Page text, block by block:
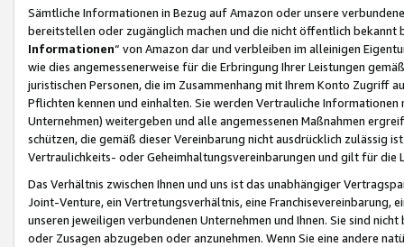
Sämtliche Informationen in Bezug auf Amazon oder unsere
bereitstellen oder zugänglich machen und die nicht öffentlich
Informationen“ von Amazon dar und verbleiben im alleinigen
wie dies angemessenerweise für die Erbringung Ihrer Leistungen
juristischen Personen, die im Zusammenhang mit Ihrem Konto
Pflichten kennen und einhalten. Sie werden Vertrauliche
Unternehmen) weitergeben und alle angemessenen Maßnahmen
schützen, die gemäß dieser Vereinbarung nicht ausdrücklich zulässig
Vertraulichkeits- oder Geheimhaltungsvereinbarungen und gilt für die
Das Verhältnis zwischen Ihnen und uns ist das unabhängiger
Joint-Venture, ein Vertretungsverhältnis, eine Franchisevereinbarung,
unseren jeweiligen verbundenen Unternehmen und Ihnen. Sie sind
oder Zusagen abzugeben oder anzunehmen. Wenn Sie eine andere